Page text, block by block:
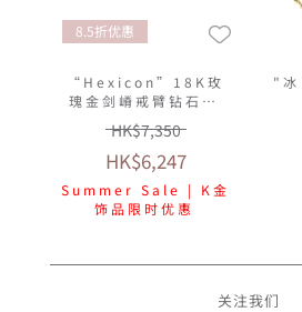
8.5折优惠
“Hexicon”18K玫
瑰金剑嵴戒臂钻石戒
指(女戒)
HK$7,350
HK$6,247
Summer Sale | K金
饰品限时优惠
"
关注我们